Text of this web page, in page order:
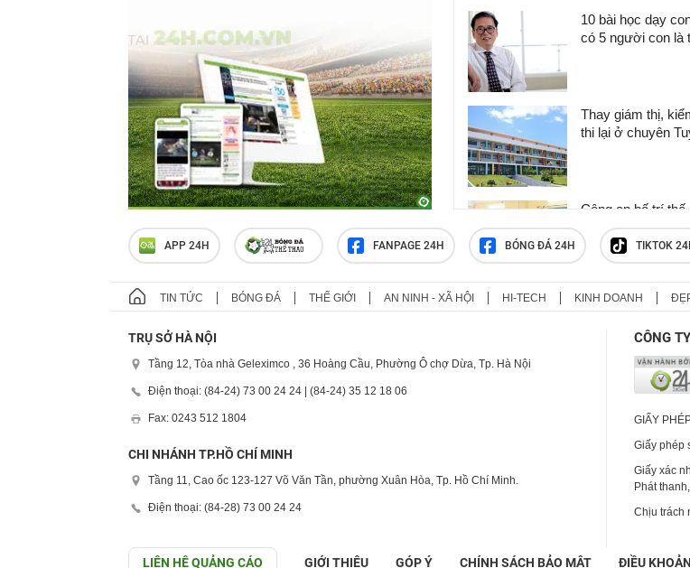
10 bài học dạy
có 5 người con là
Thay giám thị,
thi lại ở chuyên
Công an bố trí thế
của 328 thí sinh
Quang?
Trường mầm non
thun vào trẻ
APP 24H FANPAGE 24H BÓNG ĐÁ 24H TIKTOK
TIN TỨC BÓNG ĐÁ THẾ GIỚI AN NINH - XÃ HỘI HI-TECH KINH DOANH
TRỤ SỞ HÀ NỘI
Tầng 12, Tòa nhà Geleximco , 36 Hoàng Cầu, Phường Ô chợ Dừa, Tp. Hà Nội
Điện thoại: (84-24) 73 00 24 24 | (84-24) 35 12 18 06
Fax: 0243 512 1804
CHI NHÁNH TP.HỒ CHÍ MINH
Tầng 11, Cao ốc 123-127 Võ Văn Tần, phường Xuân Hòa, Tp. Hồ Chí Minh.
Điện thoại: (84-28) 73 00 24 24
CÔNG
GIẤY
Giấy phép
Giấy xác
Phát
Chịu trách
LIÊN HỆ QUẢNG CÁO GIỚI THIỆU GÓP Ý CHÍNH SÁCH BẢO MẬT ĐIỀU